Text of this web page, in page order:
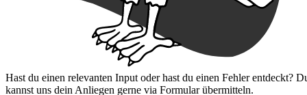
Hast du einen relevanten Input oder hast du einen Fehler entdeckt?
kannst uns dein Anliegen gerne via Formular übermitteln.